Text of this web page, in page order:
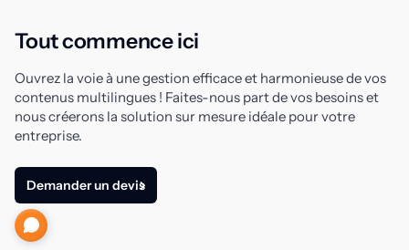
Tout commence ici
Ouvrez la voie à une gestion efficace et harmonieuse de vos
contenus multilingues ! Faites-nous part de vos besoins et
nous créerons la solution sur mesure idéale pour votre
entreprise.
Demander un devis